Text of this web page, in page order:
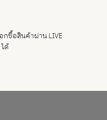
กซื้อสินค้าผ่าน LIVE
ด้